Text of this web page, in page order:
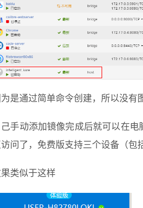
是通过简单命令创建，所以没有
手动添加镜像完成后就可以在
问了，免费版支持三个设备（包
类似于这样